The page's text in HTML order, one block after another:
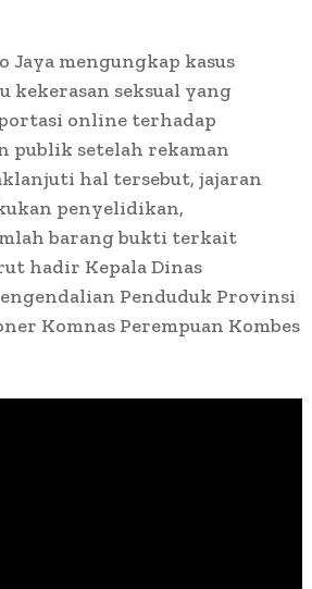
Jaya mengungkap kasus
kekerasan seksual yang
online terhadap
publik setelah rekaman
hal tersebut, jajaran
penyelidikan,
barang bukti terkait
hadir Kepala Dinas
Penduduk Provinsi
Komnas Perempuan Kombes